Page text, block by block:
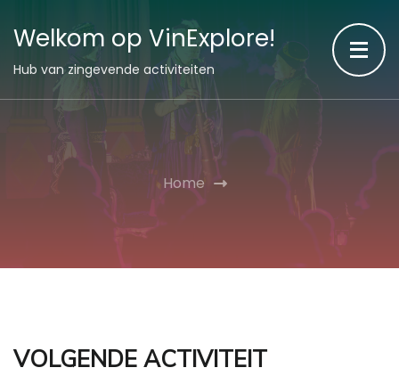
Welkom op VinExplore!
Hub van zingevende activiteiten
Home
VOLGENDE ACTIVITEIT